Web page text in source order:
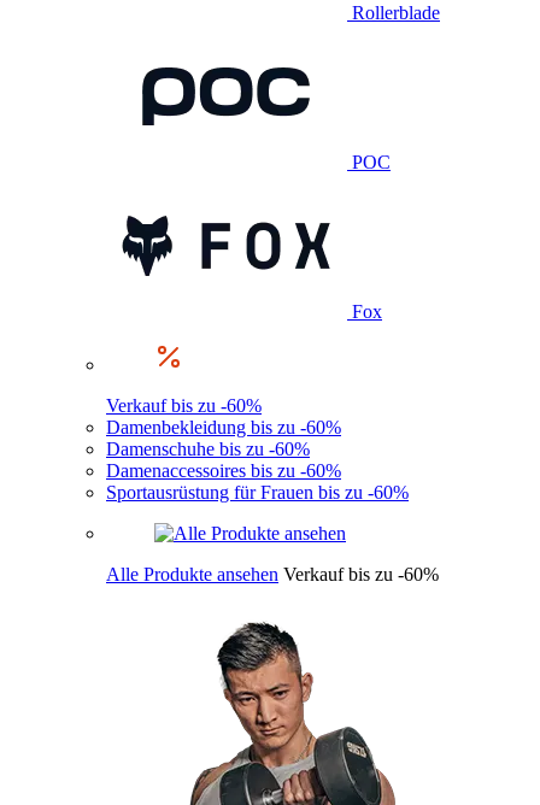
Rollerblade
POC
Fox
Verkauf bis zu -60%
Damenbekleidung bis zu -60%
Damenschuhe bis zu -60%
Damenaccessoires bis zu -60%
Sportausrüstung für Frauen bis zu -60%
Alle Produkte ansehen Verkauf bis zu -60%